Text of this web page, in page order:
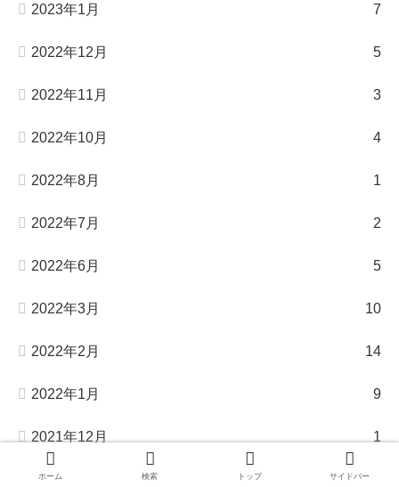
2023年1月 7
2022年12月 5
2022年11月 3
2022年10月 4
2022年8月 1
2022年7月 2
2022年6月 5
2022年3月 10
2022年2月 14
2022年1月 9
2021年12月 1
2021年11月
ホーム 検索 トップ サイドバー